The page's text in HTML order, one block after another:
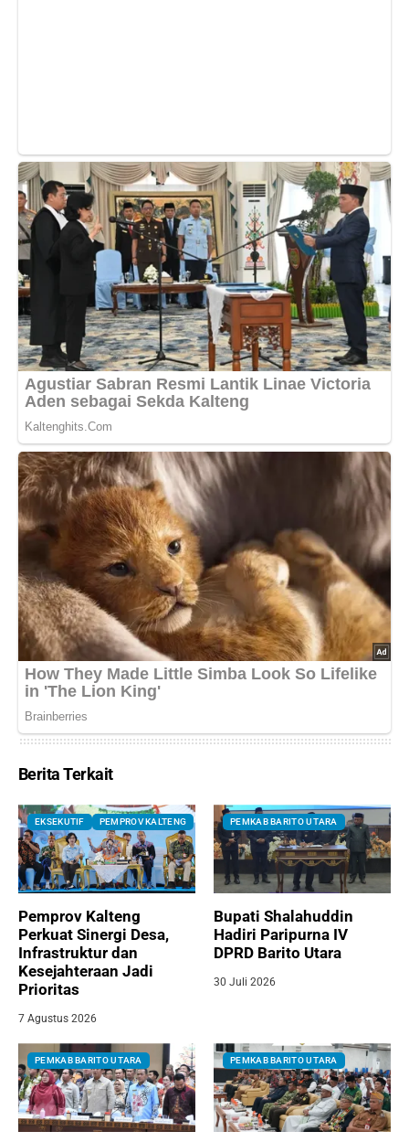
Berita Terkait
EKSEKUTIF PEMPROV KALTENG
Pemprov Kalteng
Perkuat Sinergi Desa,
Infrastruktur dan
Kesejahteraan Jadi
Prioritas
7 Agustus 2026
PEMKAB BARITO UTARA
Bupati Shalahuddin
Hadiri Paripurna IV
DPRD Barito Utara
30 Juli 2026
PEMKAB BARITO UTARA PEMKAB BARITO UTARA